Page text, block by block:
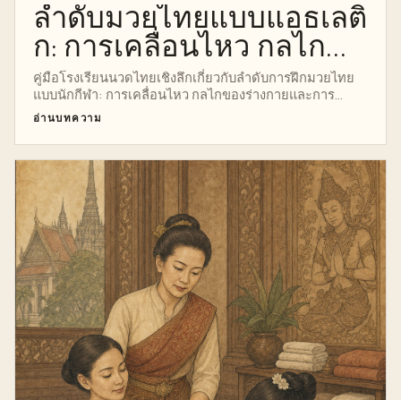
ลำดับมวยไทยแบบแอธเลติ
ก: การเคลื่อนไหว กลไก
ของร่างกาย และการ
ควบคุม
คู่มือโรงเรียนนวดไทยเชิงลึกเกี่ยวกับลำดับการฝึกมวยไทย
แบบนักกีฬา: การเคลื่อนไหว กลไกของร่างกายและการ
ควบคุม พร้อมด้วยนาฬิกาวิจัย กายวิภาคศาสตร์ เทคนิค
กราฟิกที่สมบูรณ์ และเส้นทางที่ชัดเจนสู่หลักสูตรการนวด
นักรบไทยส่วนตัว
อ่านบทความ